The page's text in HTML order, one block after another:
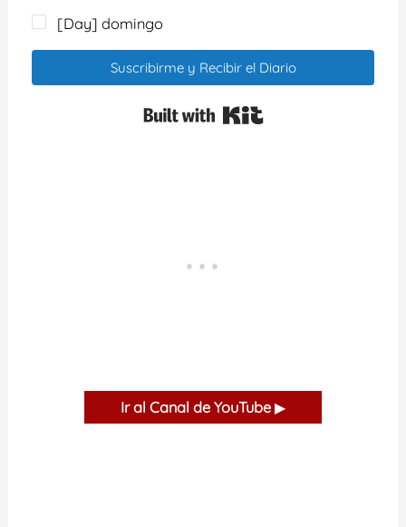
[Day] domingo
Suscribirme y Recibir el Diario
Ir al Canal de YouTube ▶